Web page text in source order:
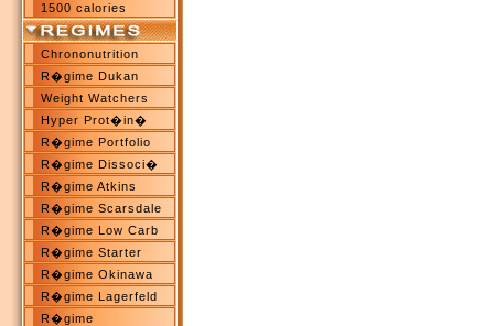
1500 calories
Chrononutrition
R�gime Dukan
Weight Watchers
Hyper Prot�in�
R�gime Portfolio
R�gime Dissoci�
R�gime Atkins
R�gime Scarsdale
R�gime Low Carb
R�gime Starter
R�gime Okinawa
R�gime Lagerfeld
R�gime